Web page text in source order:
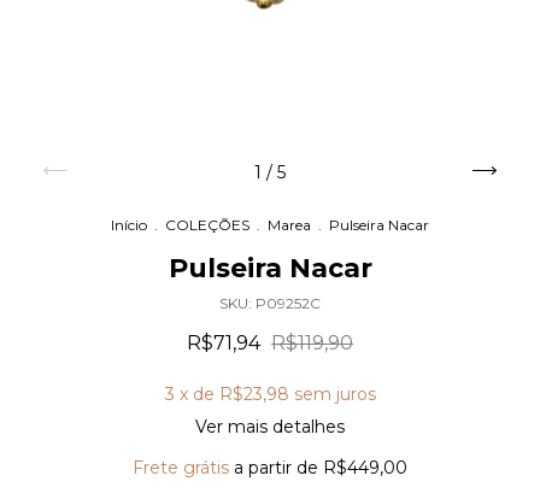
1 / 5
Início COLEÇÕES Marea Pulseira Nacar
Pulseira Nacar
SKU: P09252C
R$71,94 R$119,90
3 x de R$23,98 sem juros
Ver mais detalhes
Frete grátis a partir de R$449,00